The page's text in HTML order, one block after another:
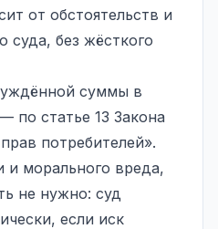
от обстоятельств и
суда, без жёсткого
суммы в
по статье 13 Закона
потребителей».
и морального вреда,
не нужно: суд
если иск